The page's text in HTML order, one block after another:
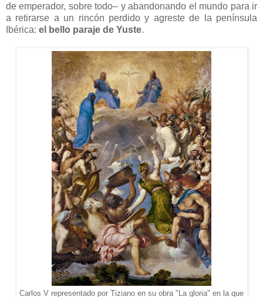
de emperador, sobre todo‒ y abandonando el mundo para ir
a retirarse a un rincón perdido y agreste de la península
Ibérica: el bello paraje de Yuste.
Carlos V representado por Tiziano en su obra "La gloria" en la que